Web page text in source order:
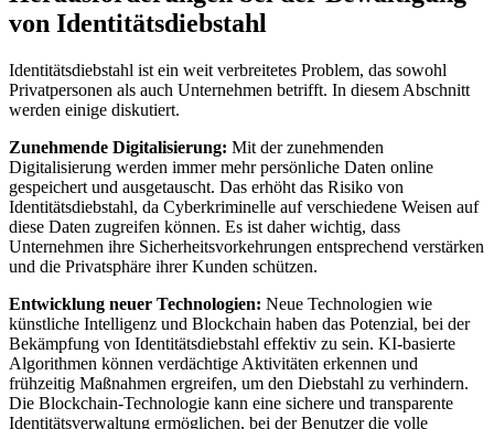
⁤von Identitätsdiebstahl
Identitätsdiebstahl ist ‌ein weit verbreitetes Problem, das sowohl‌
Privatpersonen als⁤ auch Unternehmen betrifft. In diesem ⁢Abschnitt‍
werden⁤ einige diskutiert.
Zunehmende Digitalisierung: Mit‍ der zunehmenden
Digitalisierung ‌werden immer mehr persönliche Daten online
⁢gespeichert und ausgetauscht. Das erhöht das Risiko von
Identitätsdiebstahl,‍ da Cyberkriminelle​ auf verschiedene Weisen auf
diese Daten zugreifen⁣ können. Es ist daher wichtig, dass
Unternehmen ihre Sicherheitsvorkehrungen entsprechend verstärken
und die Privatsphäre ihrer Kunden schützen.
Entwicklung neuer Technologien: Neue Technologien wie
künstliche Intelligenz und Blockchain⁣ haben das Potenzial, bei der
Bekämpfung von Identitätsdiebstahl effektiv zu sein. KI-basierte
⁣Algorithmen können ⁣verdächtige Aktivitäten erkennen​ und
⁣frühzeitig Maßnahmen ergreifen, um den ‌Diebstahl zu⁣ verhindern.
Die Blockchain-Technologie ‍kann eine sichere und transparente
Identitätsverwaltung ermöglichen, bei der Benutzer die volle